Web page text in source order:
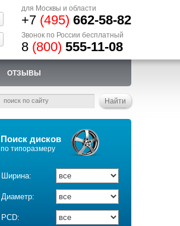
для Москвы и области
+7 (495) 662-58-82
Звонок по России бесплатный
8 (800) 555-11-08
ОТЗЫВЫ
Поиск дисков
по типоразмеру
Ширина:
Диаметр:
PCD: